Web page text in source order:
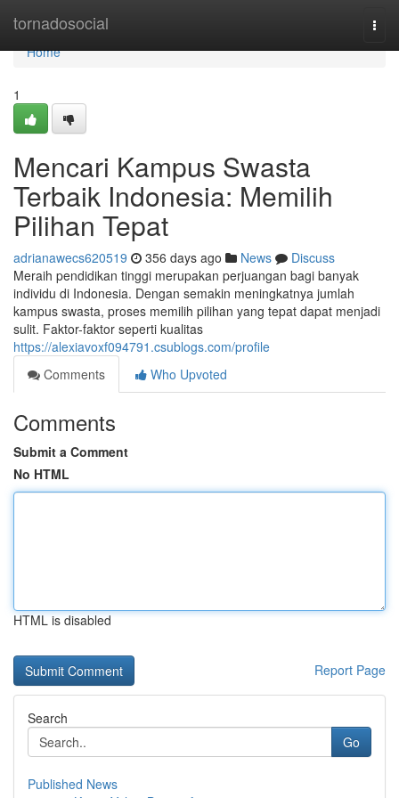
tornadosocial
Home
Home
1
Mencari Kampus Swasta
Terbaik Indonesia: Memilih
Pilihan Tepat
adrianawecs620519 356 days ago News
Discuss
Meraih pendidikan tinggi merupakan perjuangan bagi banyak
individu di Indonesia. Dengan semakin meningkatnya jumlah
kampus swasta, proses memilih pilihan yang tepat dapat menjadi
sulit. Faktor-faktor seperti kualitas
https://alexiavoxf094791.csublogs.com/profile
Comments
Who Upvoted
Comments
Submit a Comment
No HTML
HTML is disabled
Report Page
Search
Go
Published News